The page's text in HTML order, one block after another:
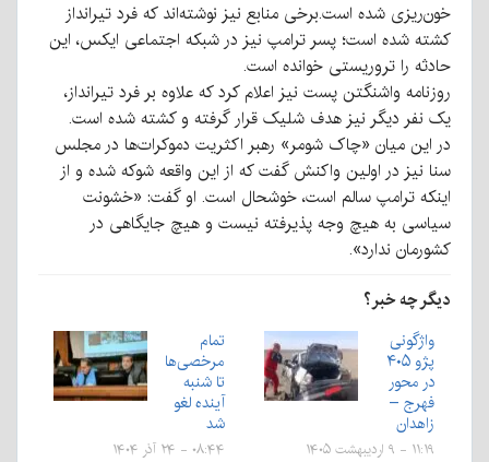
خون‌ریزی شده است.برخی منابع نیز نوشته‌اند که فرد تیرانداز
کشته شده است؛ پسر ترامپ نیز در شبکه اجتماعی ایکس، این
حادثه را تروریستی خوانده است.
روزنامه واشنگتن پست نیز اعلام کرد که علاوه بر فرد تیرانداز،
یک نفر دیگر نیز هدف شلیک قرار گرفته و کشته شده است.
در این میان «چاک شومر» رهبر اکثریت دموکرات‌ها در مجلس
سنا نیز در اولین واکنش گفت که از این واقعه شوکه شده و از
اینکه ترامپ سالم است، خوشحال است. او گفت: «خشونت
سیاسی به هیچ وجه پذیرفته نیست و هیچ جایگاهی در
کشورمان ندارد».
دیگر چه خبر؟
واژگونی
پژو ۴۰۵
در محور
فهرج –
زاهدان
۱۱:۱۹ - ۹ اردیبهشت ۱۴۰۵
تمام
مرخصی‌ها
تا شنبه
آینده لغو
شد
۰۸:۴۴ - ۲۴ آذر ۱۴۰۴